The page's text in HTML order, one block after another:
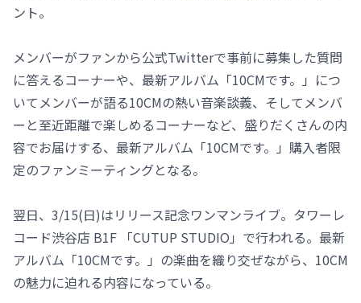
ント。
メンバーがファンから公式Twitterで事前に募集した質問
に答えるコーナーや、最新アルバム「10CMです。」につ
いてメンバーが語る10CMの熱い音楽談義、そしてメンバ
ーと至近距離で楽しめるコーナーなど、盛りだくさんの内
容でお届けする、最新アルバム「10CMです。」購入者限
定のファンミーティングとなる。
翌日、3/15(日)はリリース記念ワンマンライブ。タワーレ
コード渋谷店 B1F 「CUTUP STUDIO」で行われる。最新
アルバム「10CMです。」の楽曲を織り交ぜながら、10CM
の魅力に迫れる内容になっている。